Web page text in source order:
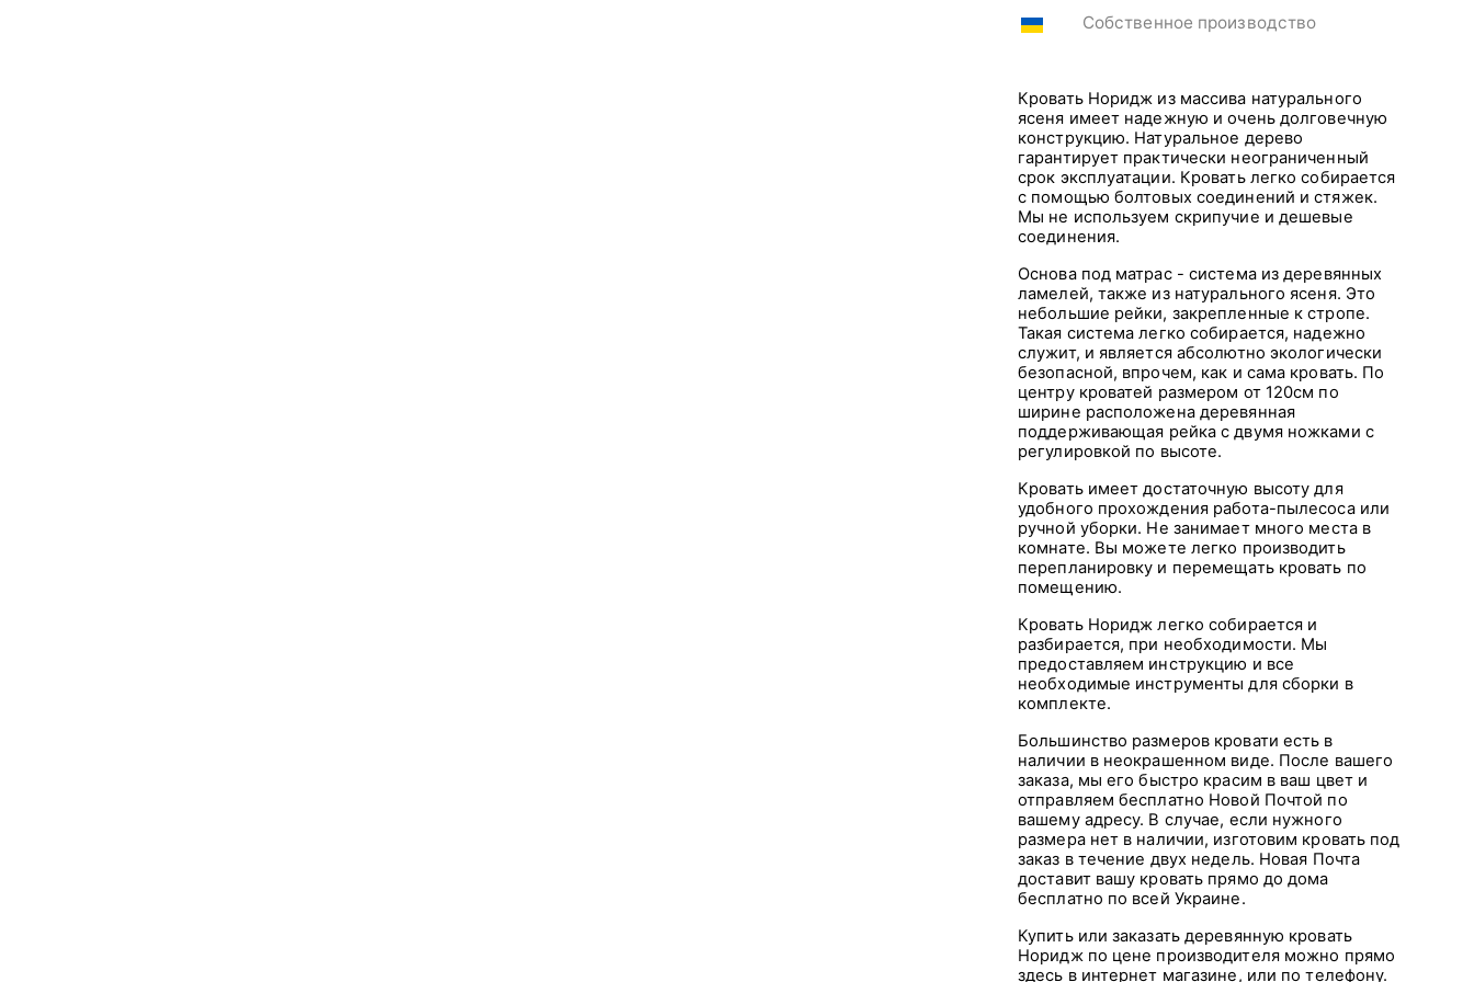
Собственное производство
Кровать Норидж из массива натурального
ясеня имеет надежную и очень долговечную
конструкцию. Натуральное дерево
гарантирует практически неограниченный
срок эксплуатации. Кровать легко собирается
с помощью болтовых соединений и стяжек.
Мы не используем скрипучие и дешевые
соединения.
Основа под матрас - система из деревянных
ламелей, также из натурального ясеня. Это
небольшие рейки, закрепленные к стропе.
Такая система легко собирается, надежно
служит, и является абсолютно экологически
безопасной, впрочем, как и сама кровать. По
центру кроватей размером от 120см по
ширине расположена деревянная
поддерживающая рейка с двумя ножками с
регулировкой по высоте.
Кровать имеет достаточную высоту для
удобного прохождения работа-пылесоса или
ручной уборки. Не занимает много места в
комнате. Вы можете легко производить
перепланировку и перемещать кровать по
помещению.
Кровать Норидж легко собирается и
разбирается, при необходимости. Мы
предоставляем инструкцию и все
необходимые инструменты для сборки в
комплекте.
Большинство размеров кровати есть в
наличии в неокрашенном виде. После вашего
заказа, мы его быстро красим в ваш цвет и
отправляем бесплатно Новой Почтой по
вашему адресу. В случае, если нужного
размера нет в наличии, изготовим кровать под
заказ в течение двух недель. Новая Почта
доставит вашу кровать прямо до дома
бесплатно по всей Украине.
Купить или заказать деревянную кровать
Норидж по цене производителя можно прямо
здесь в интернет магазине, или по телефону.